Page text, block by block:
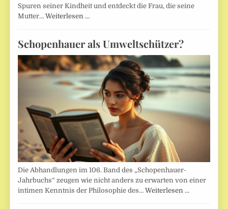
Spuren seiner Kindheit und entdeckt die Frau, die seine
Mutter…Weiterlesen …
Schopenhauer als Umweltschützer?
Die Abhandlungen im 106. Band des „Schopenhauer-
Jahrbuchs“ zeugen wie nicht anders zu erwarten von einer
intimen Kenntnis der Philosophie des…Weiterlesen …